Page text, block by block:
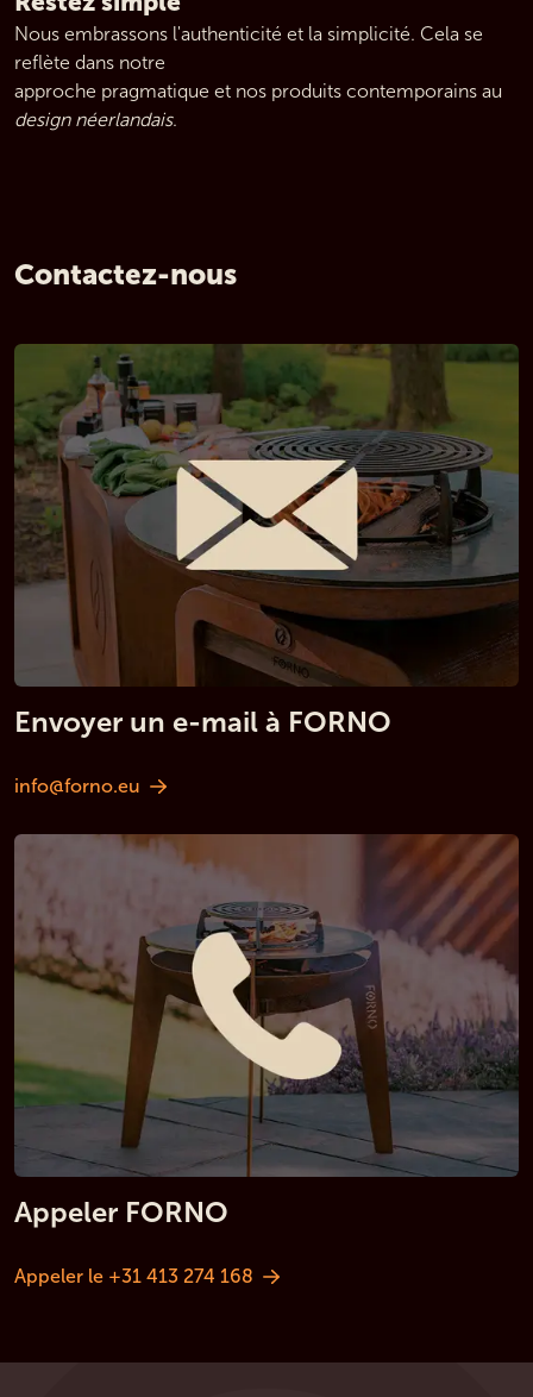
Nous embrassons l'authenticité et la simplicité. Cela se
reflète dans notre
design néerlandais.
Contactez-nous
Envoyer un e-mail à FORNO
info@forno.eu
Appeler FORNO
Appeler le +31 413 274 168